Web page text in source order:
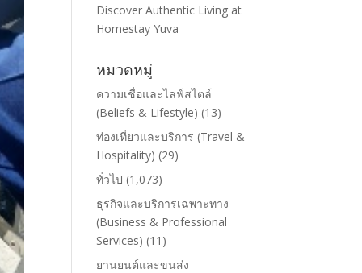
Discover Authentic Living at
Homestay Yuva
หมวดหมู่
ความเชื่อและไลฟ์สไตล์
(Beliefs & Lifestyle) (13)
ท่องเที่ยวและบริการ (Travel &
Hospitality) (29)
ทั่วไป (1,073)
ธุรกิจและบริการเฉพาะทาง
(Business & Professional
Services) (11)
ยานยนต์และขนส่ง